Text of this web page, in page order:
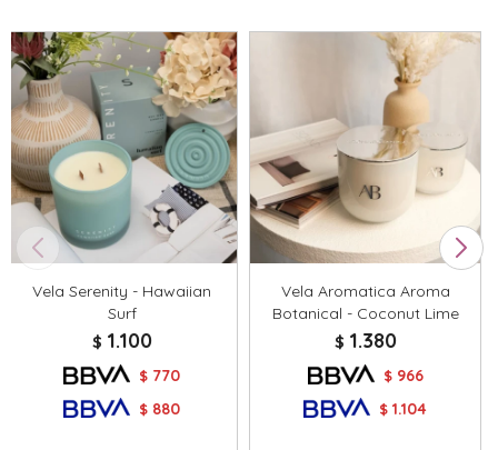
Vela Serenity - Hawaiian
Surf
$ 1.100
$ 770
$ 880
Vela Aromatica Aroma
Botanical - Coconut Lime
$ 1.380
$ 966
$ 1.104